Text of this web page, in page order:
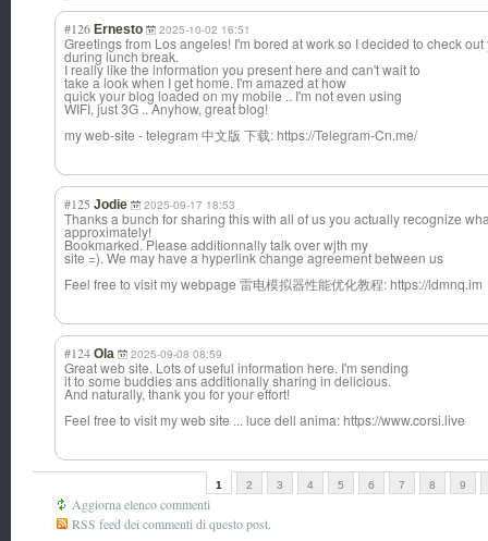
#126 Ernesto 2025-10-02 16:51
Greetings from Los angeles! I'm bored at work so I decided to check
during lunch break.
I really like the information you present here and can't wait to
take a look when I get home. I'm amazed at how
quick your blog loaded on my mobile .. I'm not even using
WIFI, just 3G .. Anyhow, great blog!
my web-site - telegram 中文版 下载: https://Telegram-Cn.me/
#125 Jodie 2025-09-17 18:53
Thanks a bunch for sharing this with all of us you actually recognize
approximately!
Bookmarked. Please additionnally talk over wjth my
site =). We may have a hyperlink change agreement between us
Feel free to visit my webpage 雷电模拟器性能优化教程: https://ldmnq.im
#124 Ola 2025-09-08 08:59
Great web site. Lots of useful information here. I'm sending
it to some buddies ans additionally sharing in delicious.
And naturally, thank you for your effort!
Feel free to visit my web site ... luce dell anima: https://www.corsi.live
1 2 3 4 5 6 7 8 9
Aggiorna elenco commenti
RSS feed dei commenti di questo post.